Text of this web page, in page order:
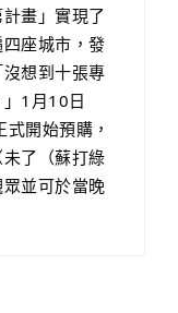
畫」實現了
座城市，發
想到十張專
1月10日
開始預購，
了（蘇打綠
並可於當晚